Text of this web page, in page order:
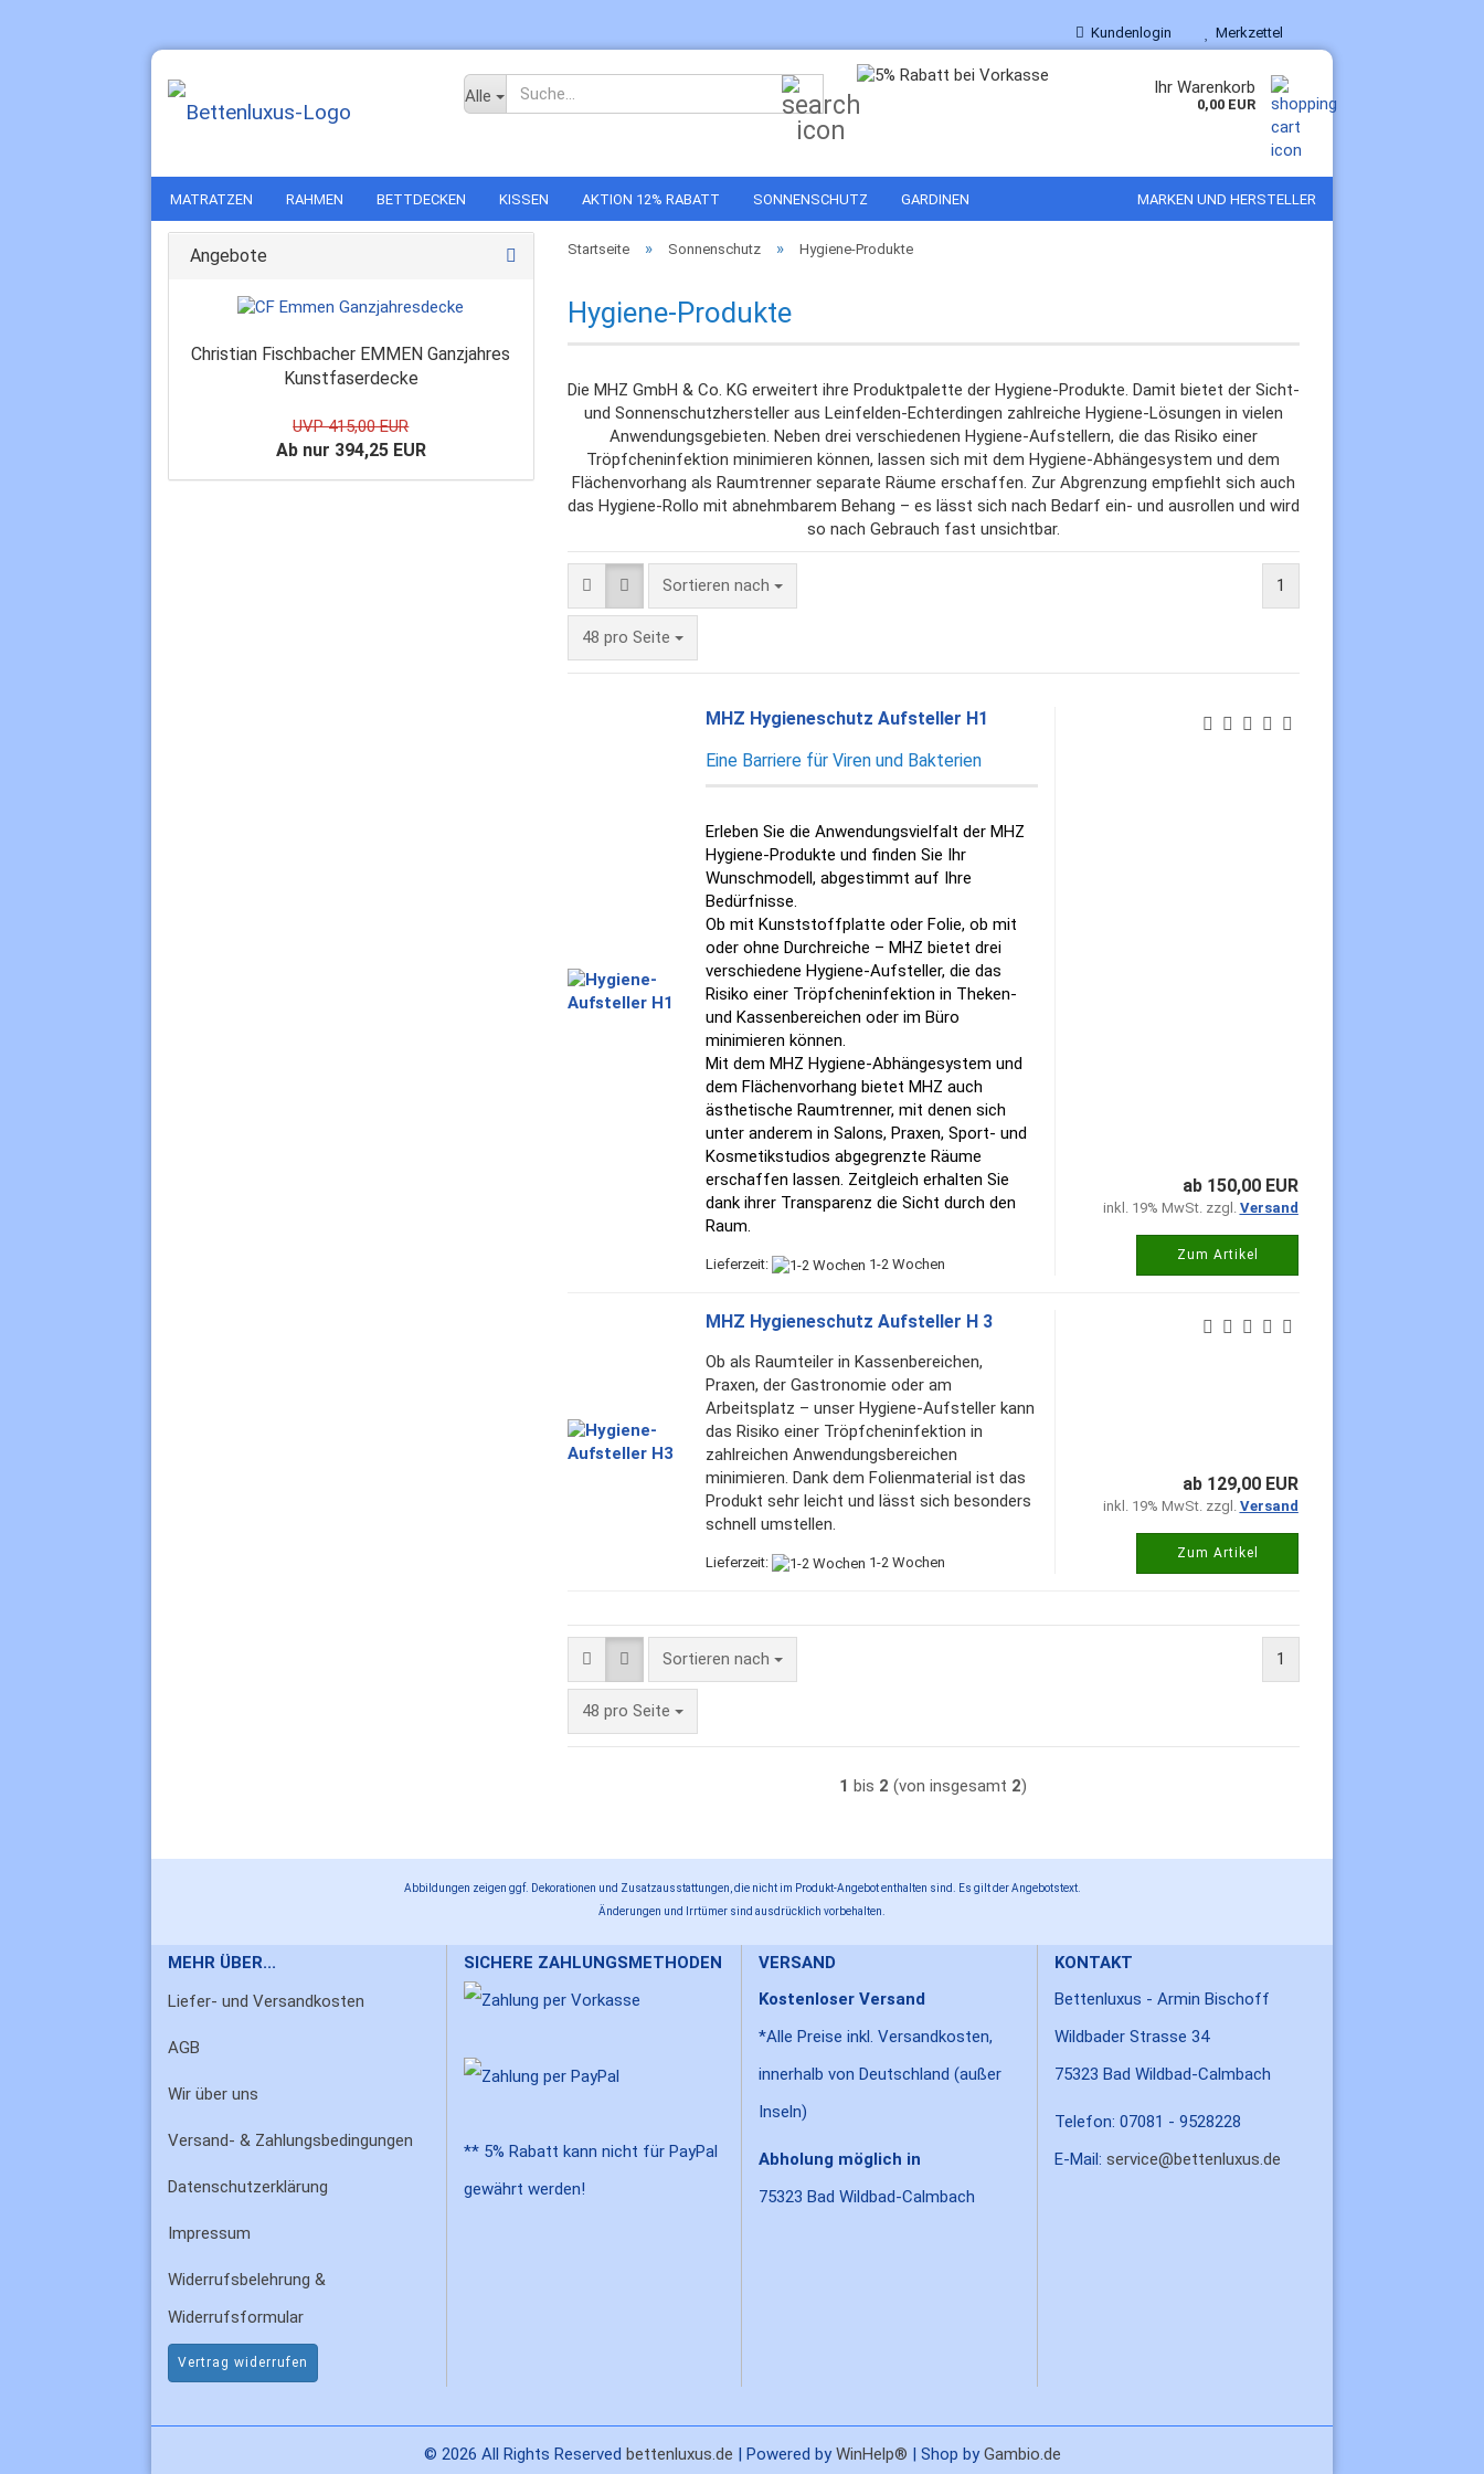
Kundenlogin Merkzettel
Alle
Suche... Ihr Warenkorb
0,00 EUR
MATRATZEN RAHMEN BETTDECKEN KISSEN AKTION 12% RABATT SONNENSCHUTZ GARDINEN MARKEN UND HERSTELLER
Startseite » Sonnenschutz » Hygiene-Produkte
Hygiene-Produkte
Die MHZ GmbH & Co. KG erweitert ihre Produktpalette der Hygiene-Produkte. Damit bietet der Sicht-
und Sonnenschutzhersteller aus Leinfelden-Echterdingen zahlreiche Hygiene-Lösungen in vielen
Anwendungsgebieten. Neben drei verschiedenen Hygiene-Aufstellern, die das Risiko einer
Tröpfcheninfektion minimieren können, lassen sich mit dem Hygiene-Abhängesystem und dem
Flächenvorhang als Raumtrenner separate Räume erschaffen. Zur Abgrenzung empfiehlt sich auch
das Hygiene-Rollo mit abnehmbarem Behang – es lässt sich nach Bedarf ein- und ausrollen und wird
so nach Gebrauch fast unsichtbar.
Sortieren nach
Sortieren nach
48 pro Seite
pro Seite
1
MHZ Hygieneschutz Aufsteller H1
Eine Barriere für Viren und Bakterien
Erleben Sie die Anwendungsvielfalt der MHZ
Hygiene-Produkte und finden Sie Ihr
Wunschmodell, abgestimmt auf Ihre
Bedürfnisse.
Ob mit Kunststoffplatte oder Folie, ob mit
oder ohne Durchreiche – MHZ bietet drei
verschiedene Hygiene-Aufsteller, die das
Risiko einer Tröpfcheninfektion in Theken-
und Kassenbereichen oder im Büro
minimieren können.
Mit dem MHZ Hygiene-Abhängesystem und
dem Flächenvorhang bietet MHZ auch
ästhetische Raumtrenner, mit denen sich
unter anderem in Salons, Praxen, Sport- und
Kosmetikstudios abgegrenzte Räume
erschaffen lassen. Zeitgleich erhalten Sie
dank ihrer Transparenz die Sicht durch den
Raum.
Lieferzeit: 1-2 Wochen
ab 150,00 EUR
inkl. 19% MwSt. zzgl. Versand
Zum Artikel
MHZ Hygieneschutz Aufsteller H 3
Ob als Raumteiler in Kassenbereichen,
Praxen, der Gastronomie oder am
Arbeitsplatz – unser Hygiene-Aufsteller kann
das Risiko einer Tröpfcheninfektion in
zahlreichen Anwendungsbereichen
minimieren. Dank dem Folienmaterial ist das
Produkt sehr leicht und lässt sich besonders
schnell umstellen.
Lieferzeit: 1-2 Wochen
ab 129,00 EUR
inkl. 19% MwSt. zzgl. Versand
Zum Artikel
Sortieren nach
Sortieren nach
48 pro Seite
pro Seite
1
1 bis 2 (von insgesamt 2)
Angebote
Christian Fischbacher EMMEN Ganzjahres
Kunstfaserdecke
UVP 415,00 EUR
Ab nur 394,25 EUR
Abbildungen zeigen ggf. Dekorationen und Zusatzausstattungen, die nicht im Produkt-Angebot enthalten sind. Es gilt der Angebotstext.
Änderungen und Irrtümer sind ausdrücklich vorbehalten.
MEHR ÜBER...
Liefer- und Versandkosten
AGB
Wir über uns
Versand- & Zahlungsbedingungen
Datenschutzerklärung
Impressum
Widerrufsbelehrung &
Widerrufsformular
Vertrag widerrufen
SICHERE ZAHLUNGSMETHODEN
** 5% Rabatt kann nicht für PayPal
gewährt werden!
VERSAND
Kostenloser Versand
*Alle Preise inkl. Versandkosten,
innerhalb von Deutschland (außer
Inseln)
Abholung möglich in
75323 Bad Wildbad-Calmbach
KONTAKT
Bettenluxus - Armin Bischoff
Wildbader Strasse 34
75323 Bad Wildbad-Calmbach
Telefon: 07081 - 9528228
E-Mail: service@bettenluxus.de
© 2026 All Rights Reserved bettenluxus.de | Powered byWinHelp® | Shop byGambio.de